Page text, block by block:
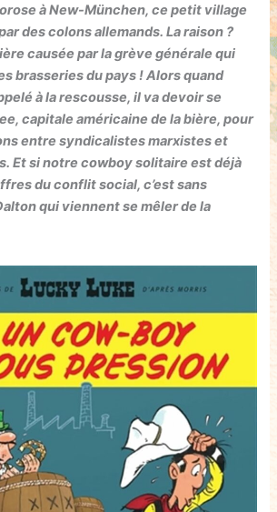
à New-München, ce petit village
des colons allemands. La raison ?
causée par la grève générale qui
brasseries du pays ! Alors quand
à la rescousse, il va devoir se
capitale américaine de la bière, pour
entre syndicalistes marxistes et
Et si notre cowboy solitaire est déjà
du conflit social, c’est sans
qui viennent se mêler de la